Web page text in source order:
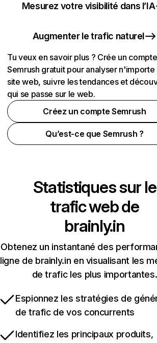
Mesurez votre visibilité dans l’IA
Augmenter le trafic naturel
Tu veux en savoir plus ? Crée un compte
Semrush gratuit pour analyser n'importe
site web, suivre les tendances et
qui se passe sur le web.
Créez un compte Semrush
Qu’est-ce que Semrush ?
Statistiques sur le
trafic web de
brainly.in
Obtenez un instantané des
ligne de brainly.in en visualisant les
de trafic les plus importantes.
Espionnez les stratégies de
de trafic de vos concurrents
Identifiez les principaux produits,